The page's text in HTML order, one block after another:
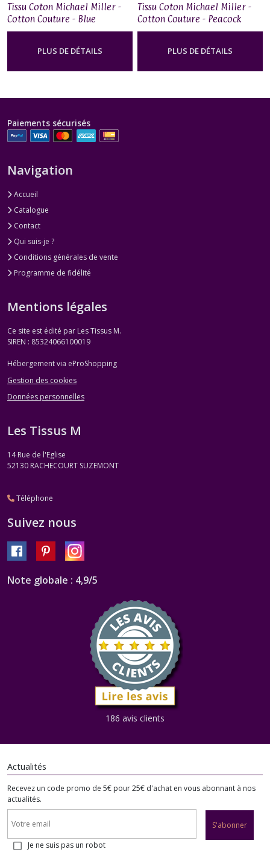
Tissu Coton Michael Miller -
Cotton Couture - Blue
PLUS DE DÉTAILS
Tissu Coton Michael Miller -
Cotton Couture - Peacock
PLUS DE DÉTAILS
Paiements sécurisés
Navigation
Accueil
Catalogue
Contact
Qui suis-je ?
Conditions générales de vente
Programme de fidélité
Mentions légales
Ce site est édité par Les Tissus M.
SIREN : 85324066100019
Hébergement via eProShopping
Gestion des cookies
Données personnelles
Les Tissus M
14 Rue de l'Eglise
52130 RACHECOURT SUZEMONT
Téléphone
Suivez nous
Note globale : 4,9/5
186 avis clients
Actualités
Recevez un code promo de 5€ pour 25€ d'achat en vous abonnant à nos
actualités.
S'abonner
Je ne suis pas un robot